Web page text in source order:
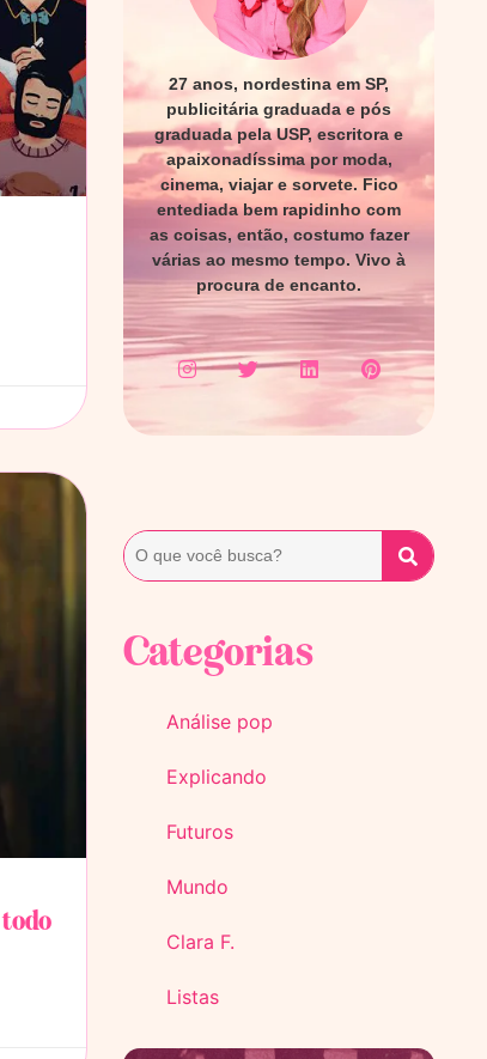
27 anos, nordestina em SP,
publicitária graduada e pós
graduada pela USP, escritora e
apaixonadíssima por moda,
cinema, viajar e sorvete. Fico
entediada bem rapidinho com
as coisas, então, costumo fazer
várias ao mesmo tempo. Vivo à
procura de encanto.
Categorias
Análise pop
Explicando
Futuros
Mundo
Clara F.
Listas